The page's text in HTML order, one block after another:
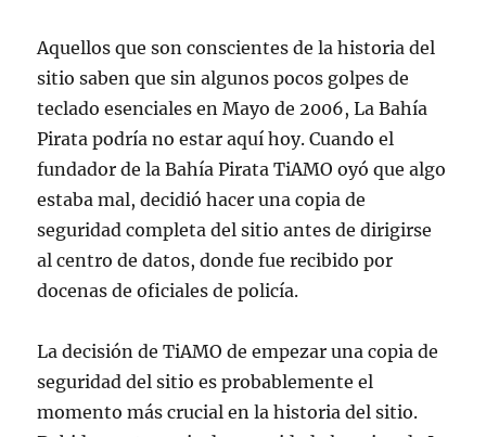
Aquellos que son conscientes de la historia del
sitio saben que sin algunos pocos golpes de
teclado esenciales en Mayo de 2006, La Bahía
Pirata podría no estar aquí hoy. Cuando el
fundador de la Bahía Pirata TiAMO oyó que algo
estaba mal, decidió hacer una copia de
seguridad completa del sitio antes de dirigirse
al centro de datos, donde fue recibido por
docenas de oficiales de policía.
La decisión de TiAMO de empezar una copia de
seguridad del sitio es probablemente el
momento más crucial en la historia del sitio.